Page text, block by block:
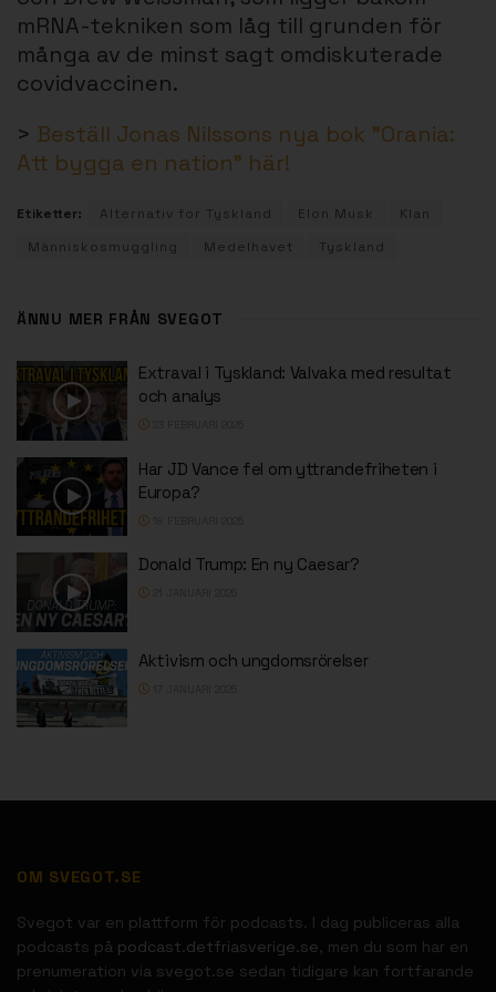
mRNA-tekniken som låg till grunden för
många av de minst sagt omdiskuterade
covidvaccinen.
> Beställ Jonas Nilssons nya bok ”Orania:
Att bygga en nation” här!
Etiketter: Alternativ för Tyskland Elon Musk
Klan
Människosmuggling
Medelhavet Tyskland
ÄNNU MER FRÅN SVEGOT
Extraval i Tyskland: Valvaka med resultat
och analys
Har JD Vance fel om yttrandefriheten i
Europa?
Donald Trump: En ny Caesar?
Aktivism och ungdomsrörelser
OM SVEGOT.SE
Svegot var en plattform för podcasts. I dag publiceras alla
podcasts på podcast.detfriasverige.se, men du som har en
prenumeration via svegot.se sedan tidigare kan fortfarande